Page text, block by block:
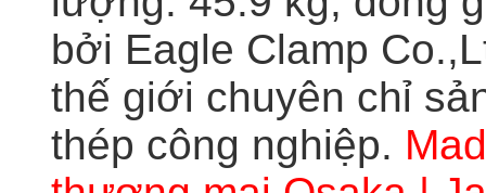
bởi Eagle Clamp
thế giới chuyên chỉ
thép công nghiệp.